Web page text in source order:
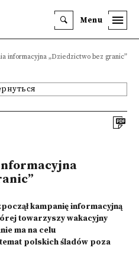
Menu
informacyjna „Dziedzictwo bez granic”
kampanię informacyjną
towarzyszy wakacyjny
ma na celu
polskich śladów poza